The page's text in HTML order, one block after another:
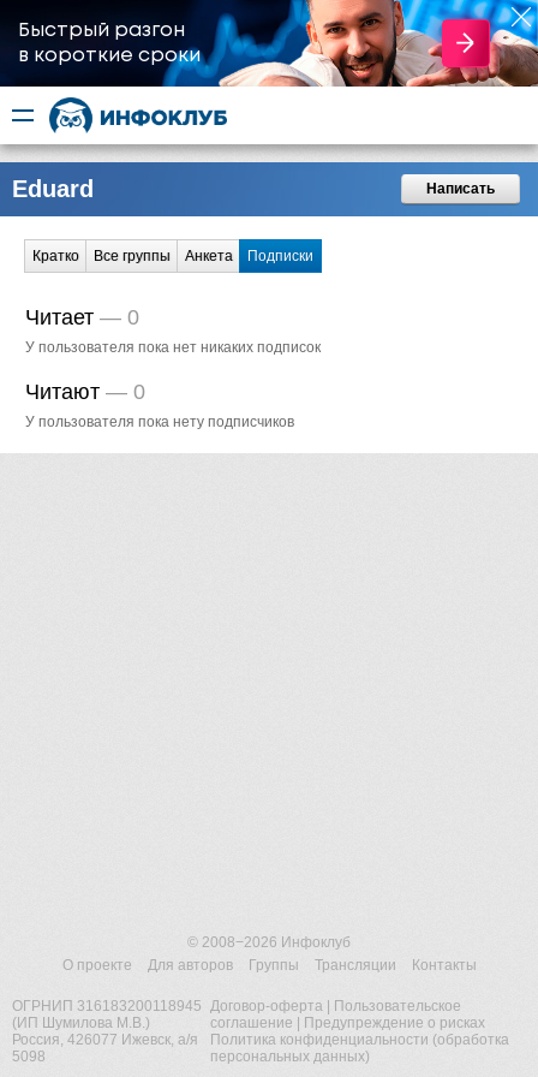
Быстрый разгон
​в короткие сроки
Eduard Написать
Кратко Все группы Анкета Подписки
Читает — 0
У пользователя пока нет никаких подписок
Читают — 0
У пользователя пока нету подписчиков
© 2008−2026 Инфоклуб
О проекте
Для авторов Группы Трансляции Контакты
ОГРНИП 316183200118945
(ИП Шумилова М.В.)
Россия, 426077 Ижевск, а/я
5098
Договор-оферта|
Пользовательское
соглашение
Предупреждение о рисках
Политика конфиденциальности (обработка
персональных данных)